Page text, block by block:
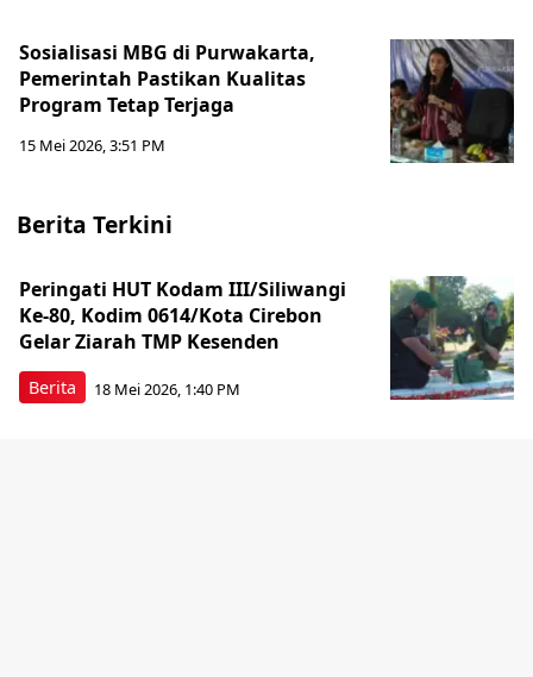
Sosialisasi MBG di Purwakarta,
Pemerintah Pastikan Kualitas
Program Tetap Terjaga
15 Mei 2026, 3:51 PM
Berita Terkini
Berita
Peringati HUT Kodam III/Siliwangi
Ke-80, Kodim 0614/Kota Cirebon
Gelar Ziarah TMP Kesenden
18 Mei 2026, 1:40 PM